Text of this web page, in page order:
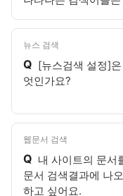
뉴스 검색
Q [뉴스검색 설정]
엇인가요?
웹문서 검색
Q 내 사이트의 문서
문서 검색결과에 나
하고 싶어요.